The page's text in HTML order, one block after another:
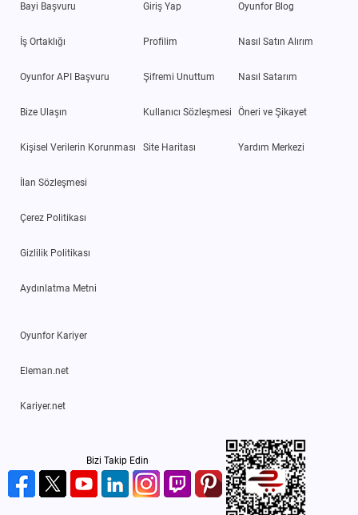
Bayi Başvuru
İş Ortaklığı
Oyunfor API Başvuru
Bize Ulaşın
Kişisel Verilerin Korunması
İlan Sözleşmesi
Çerez Politikası
Gizlilik Politikası
Aydınlatma Metni
Giriş Yap
Profilim
Şifremi Unuttum
Kullanıcı Sözleşmesi
Site Haritası
Oyunfor Blog
Nasıl Satın Alırım
Nasıl Satarım
Öneri ve Şikayet
Yardım Merkezi
Oyunfor Kariyer
Eleman.net
Kariyer.net
Bizi Takip Edin